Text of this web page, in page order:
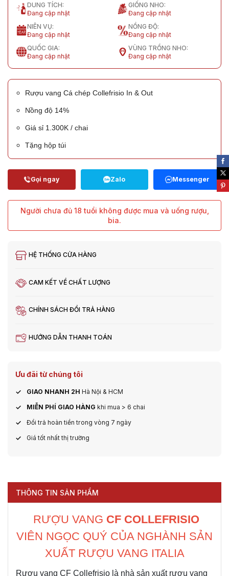
DUNG TÍCH:
Đang cập nhật
GIỐNG NHO:
Đang cập nhật
NIÊN VỤ:
Đang cập nhật
NỒNG ĐỘ:
Đang cập nhật
QUỐC GIA:
Đang cập nhật
VÙNG TRỒNG NHO:
Đang cập nhật
Rượu vang Cá chép Collefrisio In & Out
Nồng độ 14%
Giá sỉ 1.300K / chai
Tặng hộp túi
Người chưa đủ 18 tuổi không được mua và uống rượu,
bia.
HỆ THỐNG CỬA HÀNG
CAM KẾT VỀ CHẤT LƯỢNG
CHÍNH SÁCH ĐỔI TRẢ HÀNG
HƯỚNG DẪN THANH TOÁN
Ưu đãi từ chúng tôi
GIAO NHANH 2H Hà Nội & HCM
MIỄN PHÍ GIAO HÀNG khi mua > 6 chai
Đổi trả hoàn tiền trong vòng 7 ngày
Giá tốt nhất thị trường
THÔNG TIN SẢN PHẨM
RƯỢU VANG CF COLLEFRISIO
VIÊN NGỌC QUÝ CỦA NGHÀNH SẢN
XUẤT RƯỢU VANG ITALIA
Rượu vang CF Collefrisio là nhà sản xuất rượu vang